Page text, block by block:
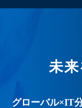
未
グローバル×IT